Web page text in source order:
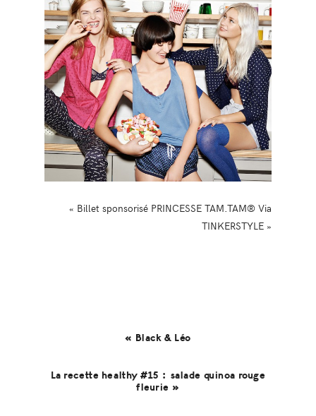
« Billet sponsorisé PRINCESSE TAM.TAM® Via
TINKERSTYLE »
« Black & Léo
La recette healthy #15 : salade quinoa rouge
fleurie »